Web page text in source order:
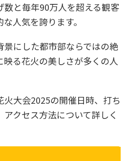
と毎年90万人を超える観客
人気を誇ります。
景にした都市部ならではの絶
る花火の美しさが多くの人
大会2025の開催日時、打ち
アクセス方法について詳しく